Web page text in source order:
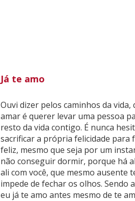
Já te amo
Ouvi dizer pelos caminhos da vida,
amar é querer levar uma pessoa
resto da vida contigo. É nunca
sacrificar a própria felicidade para
feliz, mesmo que seja por um
não conseguir dormir, porque há
ali com você, que mesmo ausente
impede de fechar os olhos. Sendo
eu já te amo antes mesmo de te